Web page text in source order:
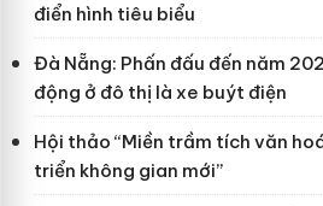
điển hình tiêu biểu
Đà Nẵng: Phấn đấu đến năm
động ở đô thị là xe buýt điện
Hội thảo “Miền trầm tích văn
triển không gian mới”